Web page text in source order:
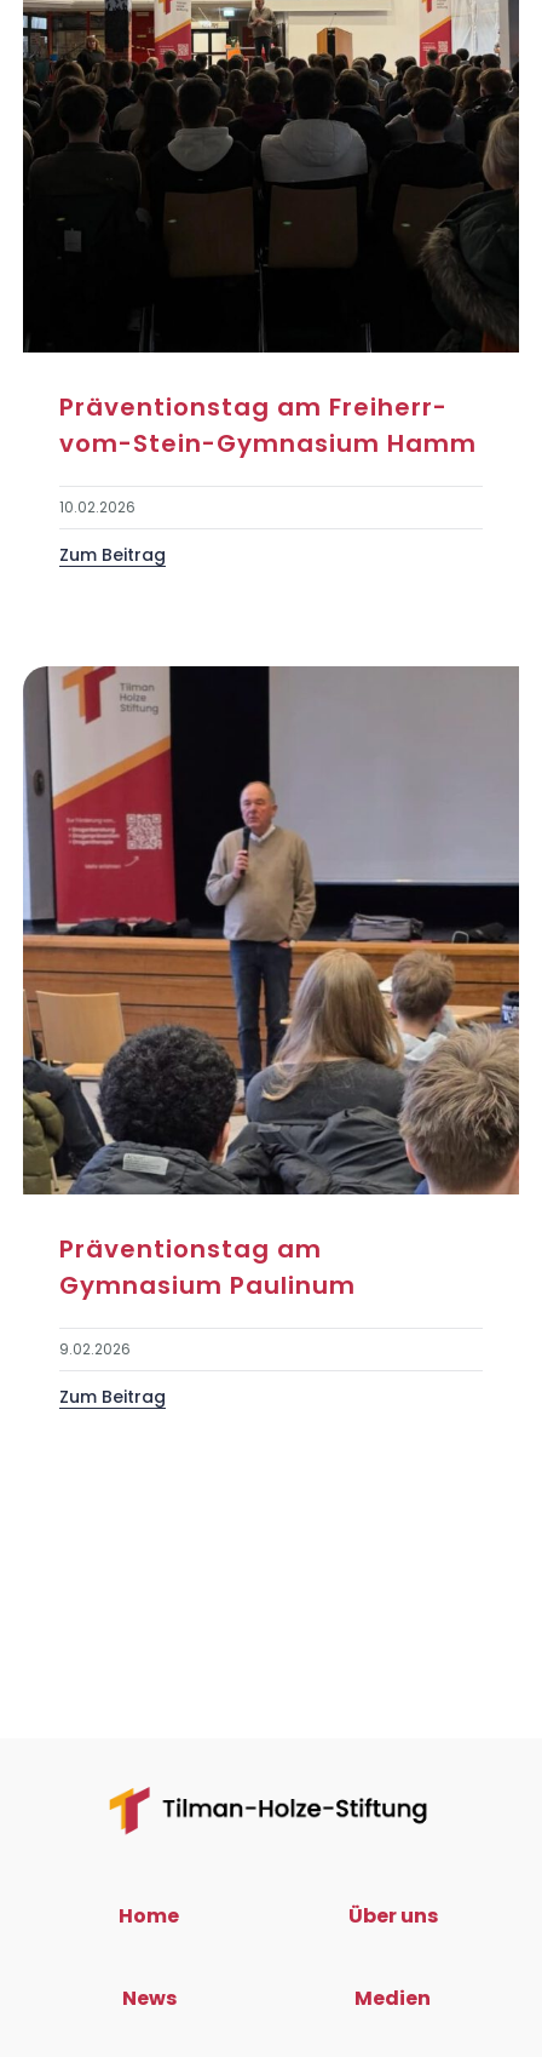
Präventionstag am Freiherr-
vom-Stein-Gymnasium Hamm
10.02.2026
Zum Beitrag
Präventionstag am
Gymnasium Paulinum
9.02.2026
Zum Beitrag
Home
News
Über uns
Medien